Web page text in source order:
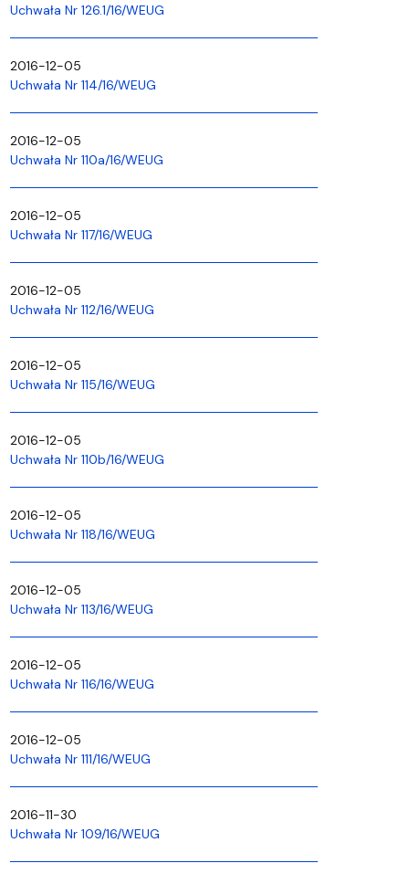
Uchwała Nr 126.1/16/WEUG
2016-12-05
Uchwała Nr 114/16/WEUG
2016-12-05
Uchwała Nr 110a/16/WEUG
2016-12-05
Uchwała Nr 117/16/WEUG
2016-12-05
Uchwała Nr 112/16/WEUG
2016-12-05
Uchwała Nr 115/16/WEUG
2016-12-05
Uchwała Nr 110b/16/WEUG
2016-12-05
Uchwała Nr 118/16/WEUG
2016-12-05
Uchwała Nr 113/16/WEUG
2016-12-05
Uchwała Nr 116/16/WEUG
2016-12-05
Uchwała Nr 111/16/WEUG
2016-11-30
Uchwała Nr 109/16/WEUG